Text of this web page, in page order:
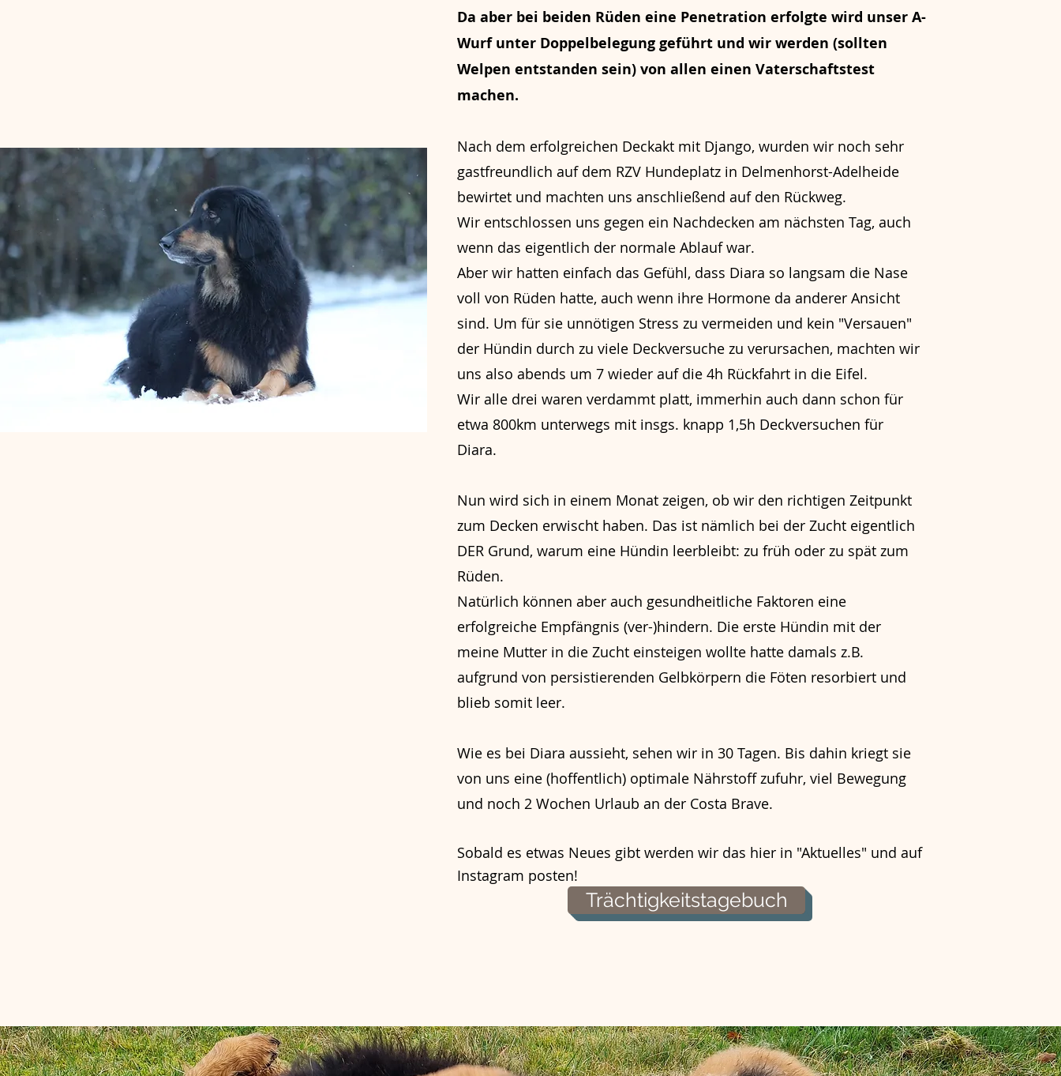
Da aber bei beiden Rüden eine Penetration erfolgte wird unser A-
Wurf unter Doppelbelegung geführt und wir werden (sollten
Welpen entstanden sein) von allen einen Vaterschaftstest
machen.
Nach dem erfolgreichen Deckakt mit Django, wurden wir noch sehr
gastfreundlich auf dem RZV Hundeplatz in Delmenhorst-Adelheide
bewirtet und machten uns anschließend auf den Rückweg.
Wir entschlossen uns gegen ein Nachdecken am nächsten Tag, auch
wenn das eigentlich der normale Ablauf war.
Aber wir hatten einfach das Gefühl, dass Diara so langsam die Nase
voll von Rüden hatte, auch wenn ihre Hormone da anderer Ansicht
sind. Um für sie unnötigen Stress zu vermeiden und kein "Versauen"
der Hündin durch zu viele Deckversuche zu verursachen, machten wir
uns also abends um 7 wieder auf die 4h Rückfahrt in die Eifel.
Wir alle drei waren verdammt platt, immerhin auch dann schon für
etwa 800km unterwegs mit insgs. knapp 1,5h Deckversuchen für
Diara.
Nun wird sich in einem Monat zeigen, ob wir den richtigen Zeitpunkt
zum Decken erwischt haben. Das ist nämlich bei der Zucht eigentlich
DER Grund, warum eine Hündin leerbleibt: zu früh oder zu spät zum
Rüden.
Natürlich können aber auch gesundheitliche Faktoren eine
erfolgreiche Empfängnis (ver-)hindern. Die erste Hündin mit der
meine Mutter in die Zucht einsteigen wollte hatte damals z.B.
aufgrund von persistierenden Gelbkörpern die Föten resorbiert und
blieb somit leer.
Wie es bei Diara aussieht, sehen wir in 30 Tagen. Bis dahin kriegt sie
von uns eine (hoffentlich) optimale Nährstoff zufuhr, viel Bewegung
und noch 2 Wochen Urlaub an der Costa Brave.
Sobald es etwas Neues gibt werden wir das hier in "Aktuelles" und auf
Instagram posten!
Trächtigkeitstagebuch